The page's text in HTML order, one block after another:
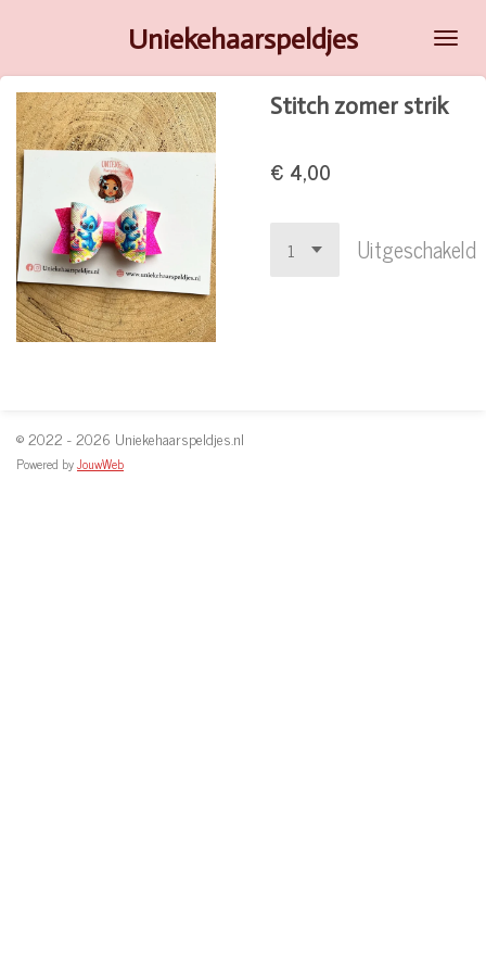
naar
de
hoofdinhoud
Uniekehaarspeldjes
Stitch zomer strik
€ 4,00
Uitgeschakeld
© 2022 - 2026 Uniekehaarspeldjes.nl
Powered byJouwWeb